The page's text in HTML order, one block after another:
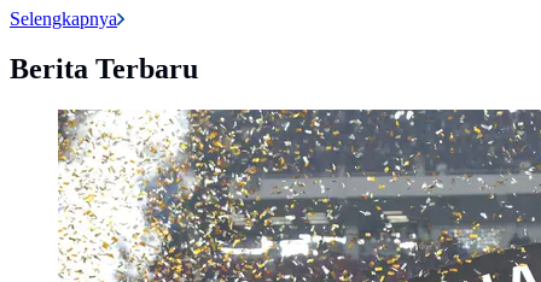
Selengkapnya
Berita Terbaru